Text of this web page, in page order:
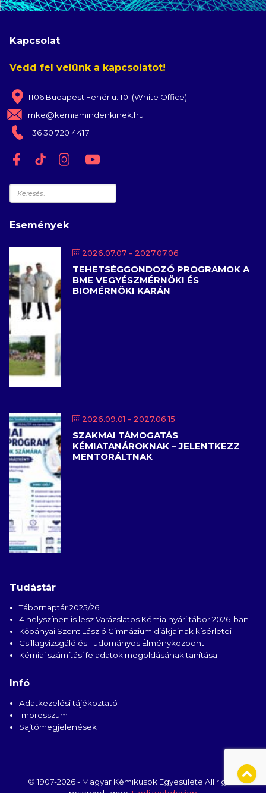
Kapcsolat
Vedd fel velünk a kapcsolatot!
1106 Budapest Fehér u. 10. (White Office)
mke@kemiamindenkinek.hu
+36 30 720 4417
Keresés
Események
2026.07.07 - 2027.07.06
TEHETSÉGGONDOZÓ PROGRAMOK A
BME VEGYÉSZMÉRNÖKI ÉS
BIOMÉRNÖKI KARÁN
2026.09.01 - 2027.06.15
SZAKMAI TÁMOGATÁS
KÉMIATANÁROKNAK – JELENTKEZZ
MENTORÁLTNAK
Tudástár
Tábornaptár 2025/26
4 helyszínen is lesz Varázslatos Kémia nyári tábor 2026-ban
Kőbányai Szent László Gimnázium diákjainak kísérletei
Csillagvizsgáló és Tudományos Élményközpont
Kémiai számítási feladatok megoldásának tanítása
Infó
Adatkezelési tájékoztató
Impresszum
Sajtómegjelenések
© 1907-2026 - Magyar Kémikusok Egyesülete All rights
reserved | web:Hedi webdesign